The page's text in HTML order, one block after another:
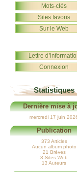
Mots-clés
Sites favoris
Sur le Web
Lettre
Connexion
Statistiques
Dernière mise à
mercredi 17 juin
Publication
373 Articles
Aucun album photo
21 Brèves
3 Sites Web
13 Auteurs